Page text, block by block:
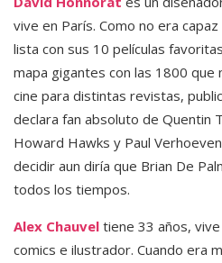
vive en París. Como no era
lista con sus 10 películas
mapa gigantes con las 1800 que
cine para distintas revistas,
declara fan absoluto de Quentin
Howard Hawks y Paul
decidir aun diría que Brian De
todos los tiempos.
Alex Chauvel tiene 33 años,
comics e ilustrador. Cuando era